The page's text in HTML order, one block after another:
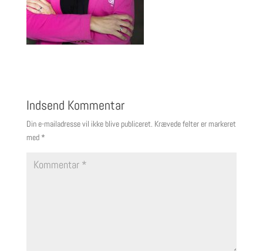
Indsend Kommentar
Din e-mailadresse vil ikke blive publiceret. Krævede felter er markeret
med *